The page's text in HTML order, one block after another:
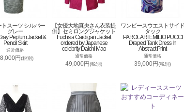
トスーツ シルバー
グレー
Peplum Jacket &
Pencil Skirt
通常価格
円(税別)
【女優大地真央さん衣装提
供】セミロングジャケット
Fuchsia Cardigan Jacket
ordered by Japanese
celebrity Daichi Mao
通常価格
49,000円(税別)
ワンピースウエストサイド
タック
PAROLARI EMILIO PUCCI
Draped Tank Dress In
Abstract Print
通常価格
39,000円(税別)